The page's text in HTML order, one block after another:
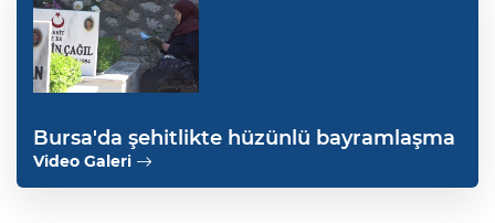
Bursa'da şehitlikte hüzünlü bayramlaşma
Video Galeri